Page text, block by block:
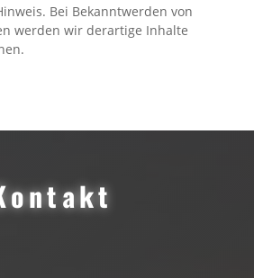
Bei Bekanntwerden von
werden wir derartige Inhalte